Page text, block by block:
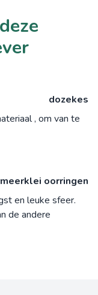
dozekes
, om van te
oorringen
en leuke sfeer.
de andere